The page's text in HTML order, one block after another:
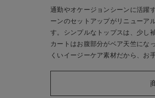
通勤やオケージョンシーンに活躍
ーンのセットアップがリニューア
す。シンプルなトップスは、少し
カートはお腹部分がベア天竺にな
くいイージーケア素材だから、お